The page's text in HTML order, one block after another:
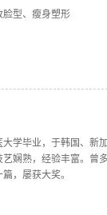
脸型、瘦身塑形
学毕业，于韩国、新
娴熟，经验丰富。曾
，屡获大奖。